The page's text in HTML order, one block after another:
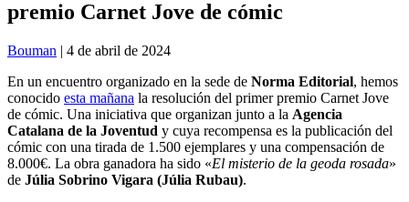
premio Carnet Jove de cómic
Bouman | 4 de abril de 2024
En un encuentro organizado en la sede de Norma Editorial, hemos
conocido esta mañana la resolución del primer premio Carnet Jove
de cómic. Una iniciativa que organizan junto a la Agencia
Catalana de la Joventud y cuya recompensa es la publicación del
cómic con una tirada de 1.500 ejemplares y una compensación de
8.000€. La obra ganadora ha sido «El misterio de la geoda rosada»
de Júlia Sobrino Vigara (Júlia Rubau).